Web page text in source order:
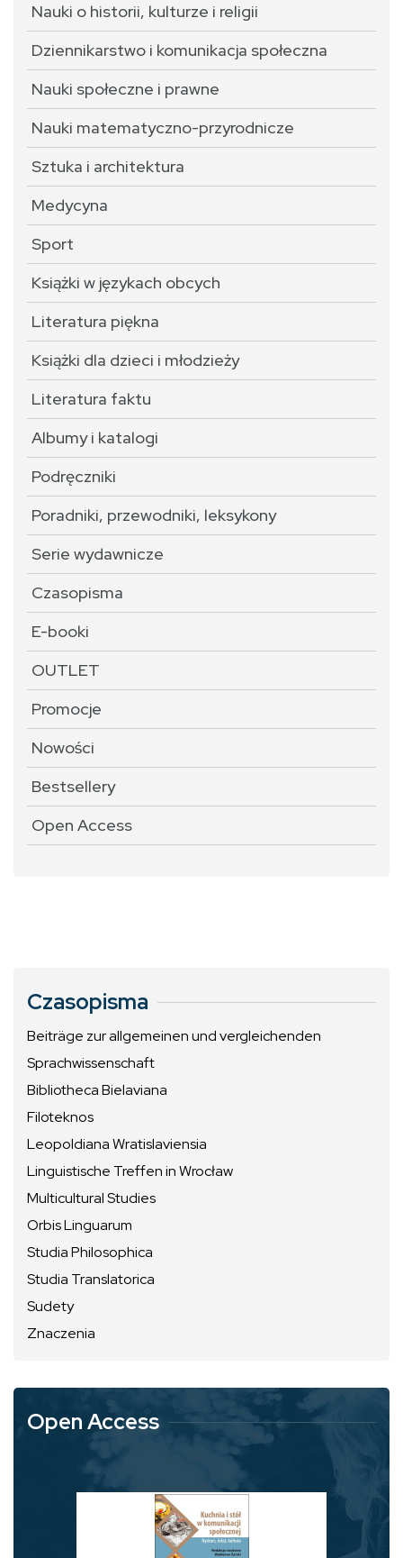
Nauki o historii, kulturze i religii
Dziennikarstwo i komunikacja społeczna
Nauki społeczne i prawne
Nauki matematyczno-przyrodnicze
Sztuka i architektura
Medycyna
Sport
Książki w językach obcych
Literatura piękna
Książki dla dzieci i młodzieży
Literatura faktu
Albumy i katalogi
Podręczniki
Poradniki, przewodniki, leksykony
Serie wydawnicze
Czasopisma
E-booki
OUTLET
Promocje
Nowości
Bestsellery
Open Access
Czasopisma
Beiträge zur allgemeinen und vergleichenden
Sprachwissenschaft
Bibliotheca Bielaviana
Filoteknos
Leopoldiana Wratislaviensia
Linguistische Treffen in Wrocław
Multicultural Studies
Orbis Linguarum
Studia Philosophica
Studia Translatorica
Sudety
Znaczenia
Open Access